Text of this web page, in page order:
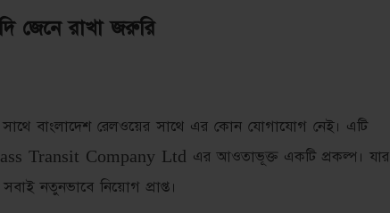
জেনে রাখা জরুরি
বাংলাদেশ রেলওয়ের সাথে এর কোন যোগাযোগ নেই। এটি
Transit Company Ltd এর আওতাভূক্ত একটি প্রকল্প। যার
নতুনভাবে নিয়োগ প্রাপ্ত।